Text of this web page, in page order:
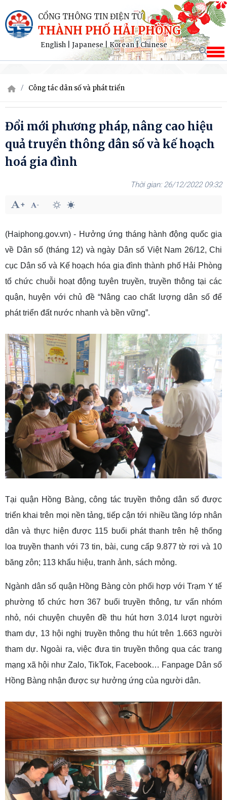
CỔNG THÔNG TIN ĐIỆN TỬ
THÀNH PHỐ HẢI PHÒNG
English Japanese|Korean|Chinese
Công tác dân số và phát triển
Đổi mới phương pháp, nâng cao hiệu
quả truyền thông dân số và kế hoạch
hoá gia đình
26/12/2022 09:32
(Haiphong.gov.vn) - Hưởng ứng tháng hành động quốc gia
về Dân số (tháng 12) và ngày Dân số Việt Nam 26/12, Chi
cục Dân số và Kế hoạch hóa gia đình thành phố Hải Phòng
tổ chức chuỗi hoạt động tuyên truyền, truyền thông tại các
quận, huyện với chủ đề “Nâng cao chất lượng dân số để
phát triển đất nước nhanh và bền vững”.
Tại quận Hồng Bàng, công tác truyền thông dân số được
triển khai trên mọi nền tảng, tiếp cận tới nhiều tầng lớp nhân
dân và thực hiện được 115 buổi phát thanh trên hệ thống
loa truyền thanh với 73 tin, bài, cung cấp 9.877 tờ rơi và 10
băng zôn; 113 khẩu hiệu, tranh ảnh, sách mỏng.
Ngành dân số quận Hồng Bàng còn phối hợp với Trạm Y tế
phường tổ chức hơn 367 buổi truyền thông, tư vấn nhóm
nhỏ, nói chuyện chuyên đề thu hút hơn 3.014 lượt người
tham dự, 13 hội nghị truyền thông thu hút trên 1.663 người
tham dự. Ngoài ra, việc đưa tin truyền thông qua các trang
mạng xã hội như Zalo, TikTok, Facebook… Fanpage Dân số
Hồng Bàng nhận được sự hưởng ứng của người dân.